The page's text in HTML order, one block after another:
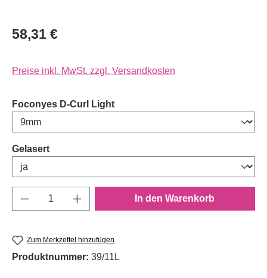
58,31 €
Preise inkl. MwSt. zzgl. Versandkosten
Foconyes D-Curl Lightauswählen
Gelasertauswählen
Produkt Anzahl: Gib den gewünschten
In den Warenkorb
Zum Merkzettel hinzufügen
Produktnummer: 39/11L